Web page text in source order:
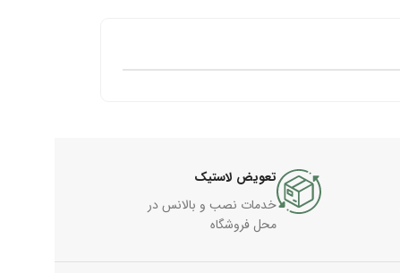
تعویض لاستیک
خدمات نصب و بالانس در
محل فروشگاه